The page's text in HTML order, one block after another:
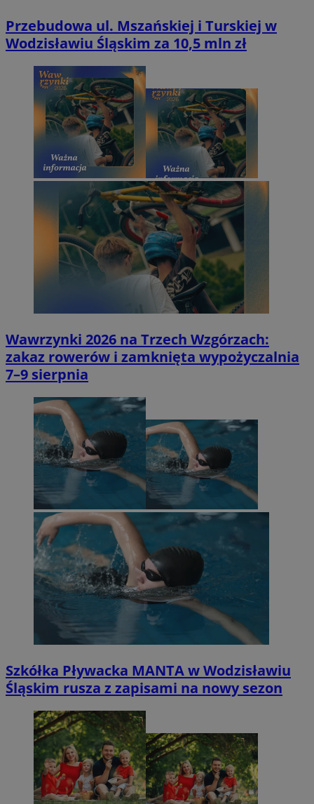
Przebudowa ul. Mszańskiej i Turskiej w
Wodzisławiu Śląskim za 10,5 mln zł
Wawrzynki 2026 na Trzech Wzgórzach:
zakaz rowerów i zamknięta wypożyczalnia
7–9 sierpnia
Szkółka Pływacka MANTA w Wodzisławiu
Śląskim rusza z zapisami na nowy sezon